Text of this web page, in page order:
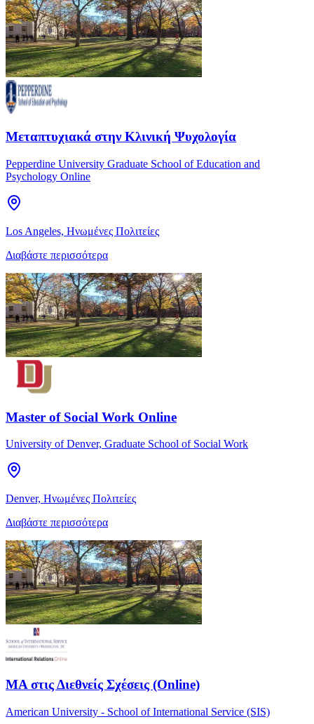
Μεταπτυχιακά στην Κλινική Ψυχολογία
Pepperdine University Graduate School of Education and
Psychology Online
Los Angeles, Ηνωμένες Πολιτείες
Διαβάστε περισσότερα
Master of Social Work Online
University of Denver, Graduate School of Social Work
Denver, Ηνωμένες Πολιτείες
Διαβάστε περισσότερα
MA στις Διεθνείς Σχέσεις (Online)
American University - School of International Service (SIS)